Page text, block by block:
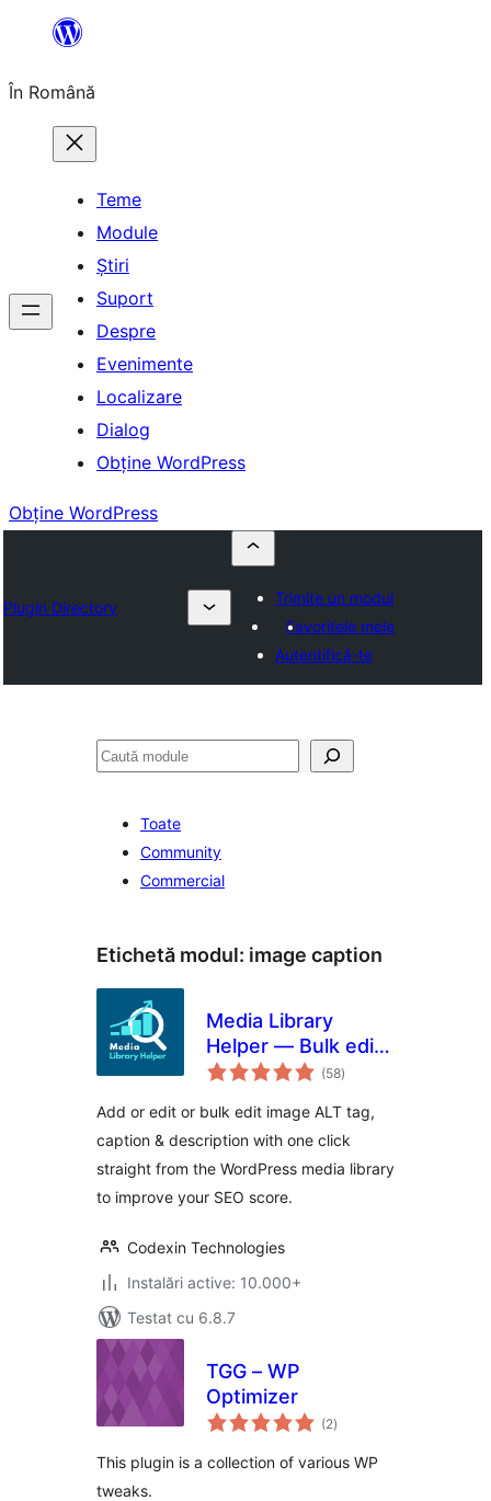
conținut
În Română
Teme
Module
Știri
Suport
Despre
Evenimente
Localizare
Dialog
Obține WordPress
Obține WordPress
Plugin Directory
Trimite un modul
Favoritele mele
Autentifică-te
Caută
Toate
Community
Commercial
Etichetă modul: image caption
Media Library
Helper — Bulk edit
image ALT, caption
(58total
aprecieri
)
Add or edit or bulk edit image ALT tag,
caption & description with one click
straight from the WordPress media library
to improve your SEO score.
Codexin Technologies
Instalări active: 10.000+
Testat cu 6.8.7
TGG – WP
Optimizer
(2total
aprecieri
)
This plugin is a collection of various WP
tweaks.